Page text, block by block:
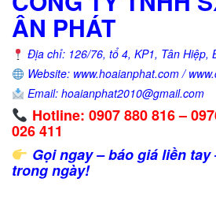
ÂN PHÁT
Địa chỉ: 126/76, tổ 4, KP1, Tân Hiệp,
Website: www.hoaianphat.com /
Email: hoaianphat2010@gmail.com
Hotline: 0907 880 816 –
026 411
Gọi ngay – báo giá liền
trong ngày!